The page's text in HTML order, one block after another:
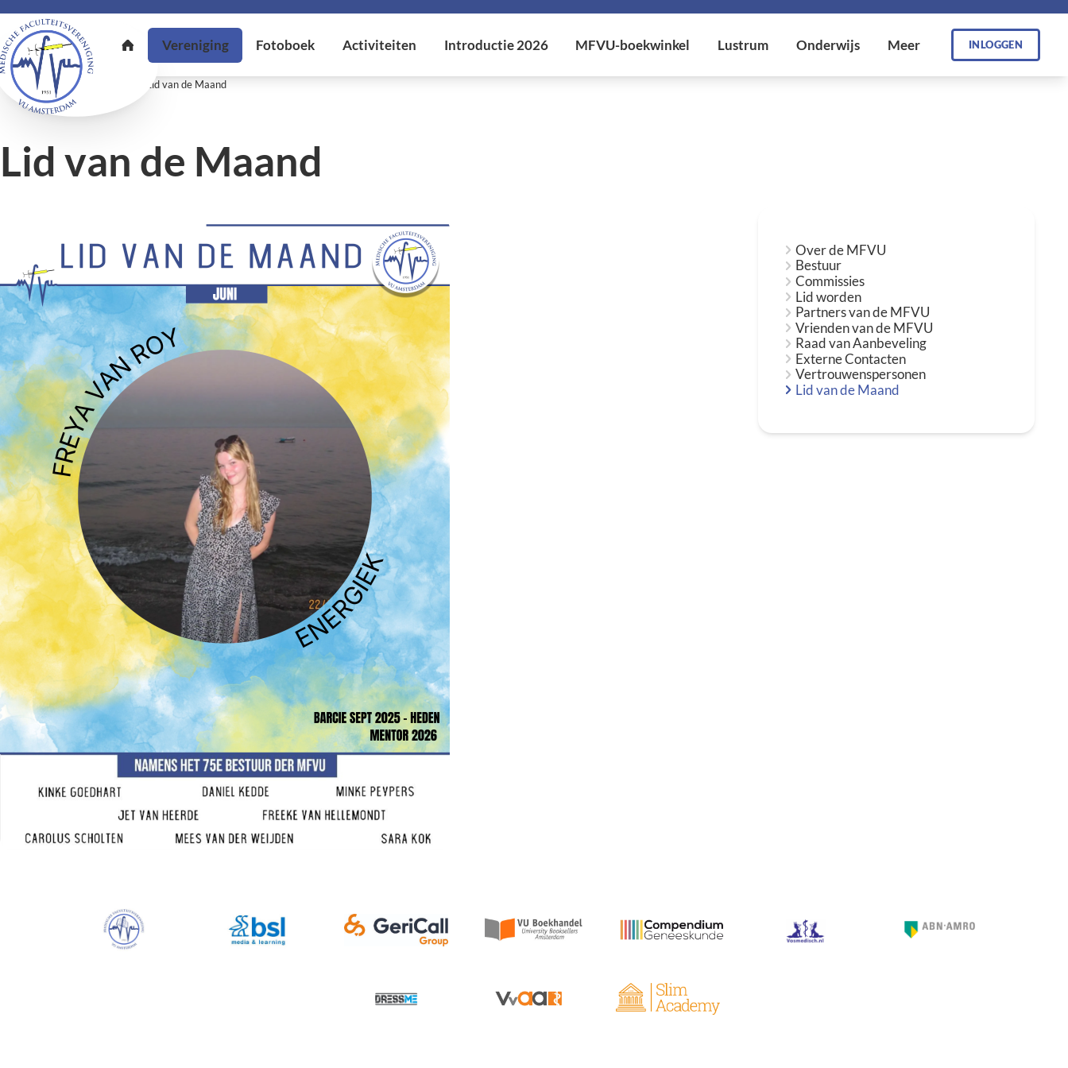
INLOGGEN
U bent hier: Home Lid van de Maand
Lid van de Maand
Over de MFVU
Bestuur
Commissies
Lid worden
Partners van de MFVU
Vrienden van de MFVU
Raad van Aanbeveling
Externe Contacten
Vertrouwenspersonen
Lid van de Maand